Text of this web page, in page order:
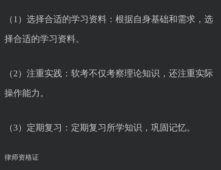
（1）选择合适的学习资料：根据自身基础和需求，选
择合适的学习资料。
（2）注重实践：软考不仅考察理论知识，还注重实际
操作能力。
（3）定期复习：定期复习所学知识，巩固记忆。
律师资格证